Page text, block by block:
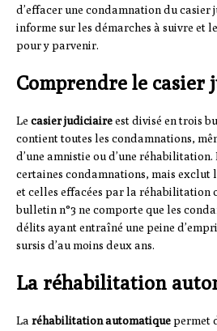
d’effacer une condamnation du casier
informe sur les démarches à suivre et
pour y parvenir.
Comprendre le casier
Le casier judiciaireest divisé en trois
contient toutes les condamnations,
d’une amnistie ou d’une
certaines condamnations, mais exclut
et celles effacées par la réhabilitation
bulletin n°3 ne comporte que les
délits ayant entraîné une peine
sursis d’au moins deux ans.
La réhabilitation
La réhabilitation automatiquepermet